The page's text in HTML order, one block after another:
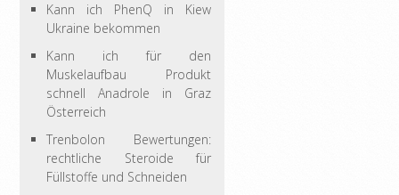
Kann ich PhenQ in Kiew
Ukraine bekommen
Kann ich für den
Muskelaufbau Produkt
schnell Anadrole in Graz
Österreich
Trenbolon Bewertungen:
rechtliche Steroide für
Füllstoffe und Schneiden